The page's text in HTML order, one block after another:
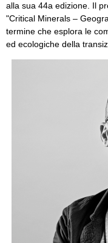
alla sua 44a edizione. Il
"Critical Minerals –
termine che esplora le
ed ecologiche della